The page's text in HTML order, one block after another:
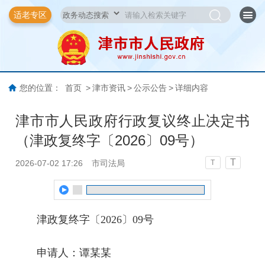
适老专区
您的位置： 首页 > 津市资讯 > 公示公告 > 详细内容
津市市人民政府行政复议终止决定书
（津政复终字〔2026〕09号）
2026-07-02 17:26 市司法局 T T
津政复终字〔2026〕09号
申请人：谭某某